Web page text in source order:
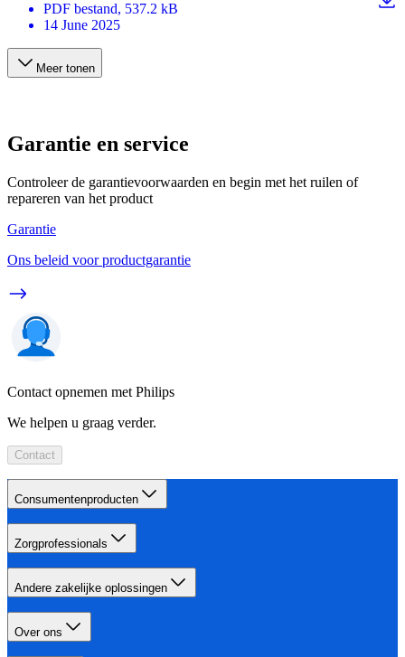
PDF bestand, 537.2 kB
14 June 2025
Meer tonen
Garantie en service
Controleer de garantievoorwaarden en begin met het ruilen of
repareren van het product
Garantie
Ons beleid voor productgarantie
Contact opnemen met Philips
We helpen u graag verder.
Contact
Consumentenproducten
Zorgprofessionals
Andere zakelijke oplossingen
Over ons